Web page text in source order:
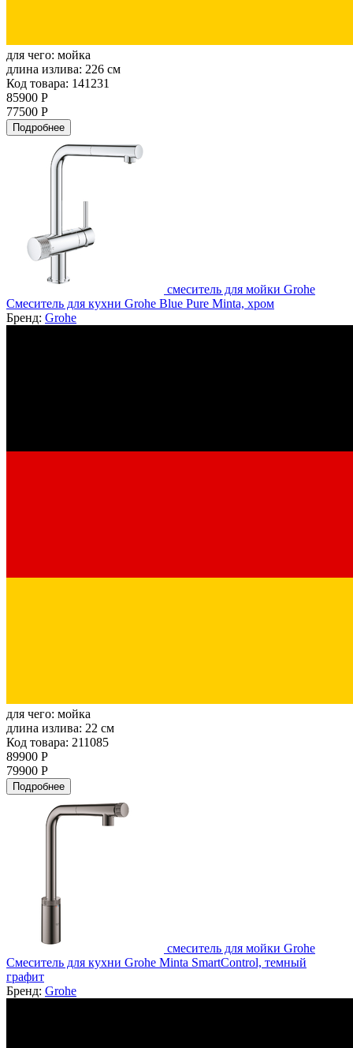
для чего: мойка
длина излива: 226 см
Код товара: 141231
85900 Р
77500 Р
Подробнее
смеситель для мойки Grohe
Смеситель для кухни Grohe Blue Pure Minta, хром
Бренд: Grohe
для чего: мойка
длина излива: 22 см
Код товара: 211085
89900 Р
79900 Р
Подробнее
смеситель для мойки Grohe
Смеситель для кухни Grohe Minta SmartControl, темный
графит
Бренд: Grohe